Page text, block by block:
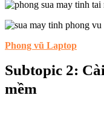
Phong vũ Laptop
Subtopic 2:
mềm